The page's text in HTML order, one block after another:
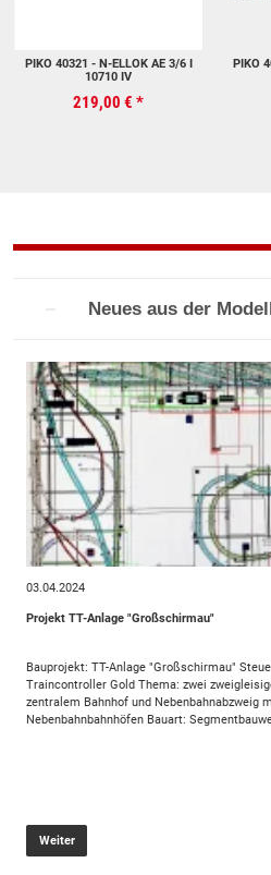
PIKO 40321 - N-ELLOK AE 3/6 I
10710 IV
219,00 € *
PIKO
Neues aus der
03.04.2024
Projekt TT-Anlage "Großschirmau"
Bauprojekt: TT-Anlage "Großschirmau"
Traincontroller Gold Thema: zwei
zentralem Bahnhof und Nebenbahnabzweig
Nebenbahnbahnhöfen Bauart:
Weiter